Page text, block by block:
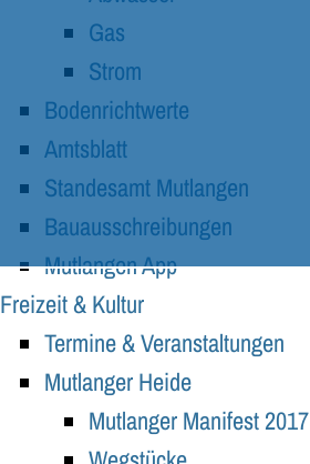
Gas
Strom
Bodenrichtwerte
Amtsblatt
Standesamt Mutlangen
Bauausschreibungen
Mutlangen App
Freizeit & Kultur
Termine & Veranstaltungen
Mutlanger Heide
Mutlanger Manifest 2017